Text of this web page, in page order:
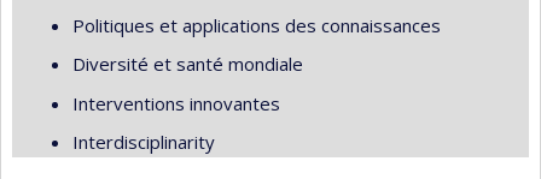
Politiques et applications des connaissances
Diversité et santé mondiale
Interventions innovantes
Interdisciplinarity